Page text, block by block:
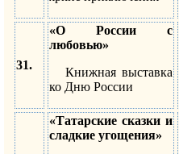
31.
«О России с
любовью»
Книжная выставка
ко Дню России
«Татарские сказки и
сладкие угощения»